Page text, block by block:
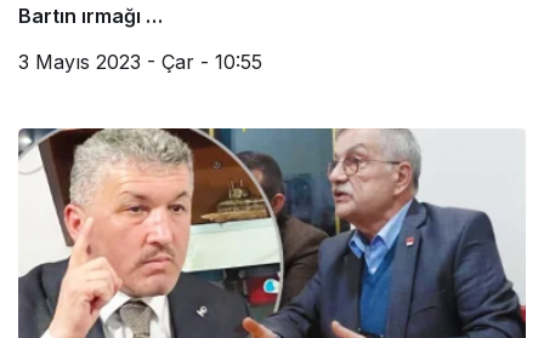
Bartın ırmağı …
3 Mayıs 2023 - Çar - 10:55